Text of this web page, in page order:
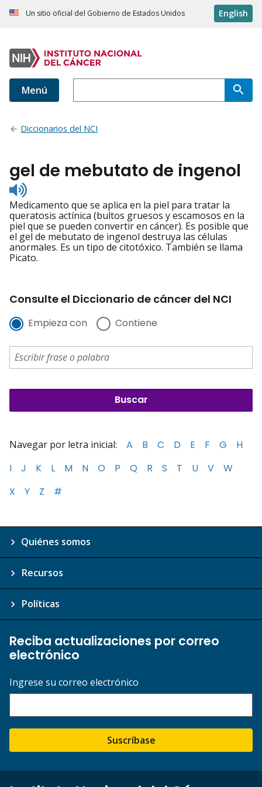
Un sitio oficial del Gobierno de Estados Unidos English
Menú
Diccionarios del NCI
gel de mebutato de ingenol
Listen
to
pronunciation
Medicamento que se aplica en la piel para tratar la
queratosis actínica (bultos gruesos y escamosos en la
piel que se pueden convertir en cáncer). Es posible que
el gel de mebutato de ingenol destruya las células
anormales. Es un tipo de citotóxico. También se llama
Picato.
Consulte el Diccionario de cáncer del NCI
Empieza con Contiene
Navegar por letra inicial: A B C D E F G
H
I
J K L M N O P Q R S T U V
W
X
Y Z #
Quiénes somos
Recursos
Políticas
Reciba actualizaciones por correo
electrónico
Ingrese su correo electrónico
Suscríbase